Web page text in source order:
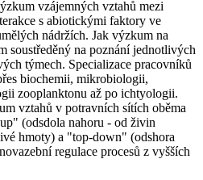
vzájemných vztahů mezi
s abiotickými faktory ve
nádržích. Jak výzkum na
soustředěný na poznání jednotlivých
týmech. Specializace pracovníků
biochemii, mikrobiologii,
zooplanktonu až po ichtyologii.
vztahů v potravních sítích oběma
(odsdola nahoru - od živin
hmoty) a "top-down" (odshora
regulace procesů z vyšších